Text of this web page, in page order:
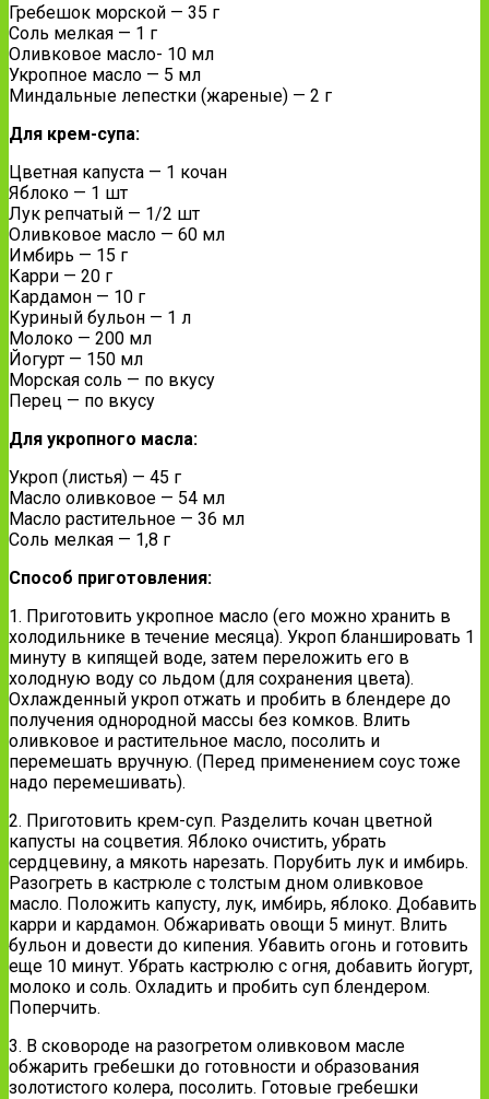
Гребешок морской — 35 г
Соль мелкая — 1 г
Оливковое масло- 10 мл
Укропное масло — 5 мл
Миндальные лепестки (жареные) — 2 г
Для крем-супа:
Цветная капуста — 1 кочан
Яблоко — 1 шт
Лук репчатый — 1/2 шт
Оливковое масло — 60 мл
Имбирь — 15 г
Карри — 20 г
Кардамон — 10 г
Куриный бульон — 1 л
Молоко — 200 мл
Йогурт — 150 мл
Морская соль — по вкусу
Перец — по вкусу
Для укропного масла:
Укроп (листья) — 45 г
Масло оливковое — 54 мл
Масло растительное — 36 мл
Соль мелкая — 1,8 г
Способ приготовления:
1. Приготовить укропное масло (его можно хранить в
холодильнике в течение месяца). Укроп бланшировать 1
минуту в кипящей воде, затем переложить его в
холодную воду со льдом (для сохранения цвета).
Охлажденный укроп отжать и пробить в блендере до
получения однородной массы без комков. Влить
оливковое и растительное масло, посолить и
перемешать вручную. (Перед применением соус тоже
надо перемешивать).
2. Приготовить крем-суп. Разделить кочан цветной
капусты на соцветия. Яблоко очистить, убрать
сердцевину, а мякоть нарезать. Порубить лук и имбирь.
Разогреть в кастрюле с толстым дном оливковое
масло. Положить капусту, лук, имбирь, яблоко. Добавить
карри и кардамон. Обжаривать овощи 5 минут. Влить
бульон и довести до кипения. Убавить огонь и готовить
еще 10 минут. Убрать кастрюлю с огня, добавить йогурт,
молоко и соль. Охладить и пробить суп блендером.
Поперчить.
3. В сковороде на разогретом оливковом масле
обжарить гребешки до готовности и образования
золотистого колера, посолить. Готовые гребешки